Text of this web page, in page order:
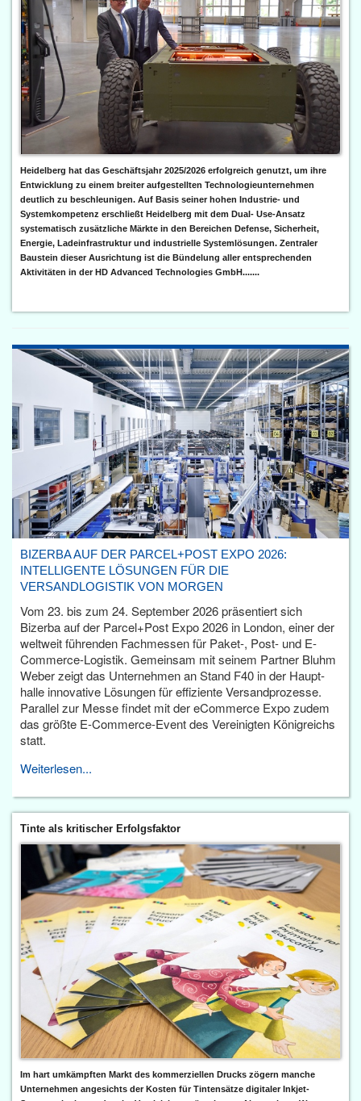
Heidelberg hat das Geschäftsjahr 2025/2026 erfolgreich genutzt, um ihre
Entwicklung zu einem breiter aufgestellten Technologieunternehmen
deutlich zu beschleunigen. Auf Basis seiner hohen Industrie- und
Systemkompetenz erschließt Heidelberg mit dem Dual- Use-Ansatz
systematisch zusätzliche Märkte in den Bereichen Defense, Sicherheit,
Energie, Ladeinfrastruktur und industrielle Systemlösungen. Zentraler
Baustein dieser Ausrichtung ist die Bündelung aller entsprechenden
Aktivitäten in der HD Advanced Technologies GmbH.......
BIZERBA AUF DER PARCEL+POST EXPO 2026:
INTELLIGENTE LÖSUNGEN FÜR DIE
VERSANDLOGISTIK VON MORGEN
Vom 23. bis zum 24. September 2026 präsentiert sich
Bizerba auf der Parcel+Post Expo 2026 in London, einer der
weltweit führenden Fachmessen für Paket-, Post- und E-
Commerce-Logistik. Gemeinsam mit seinem Partner Bluhm
Weber zeigt das Unternehmen an Stand F40 in der Haupt­
halle innovative Lösungen für effiziente Versandprozesse.
Parallel zur Messe findet mit der eCommerce Expo zudem
das größte E-Commerce-Event des Vereinigten Königreichs
statt.
Weiterlesen...
Tinte als kritischer Erfolgsfaktor
Im hart umkämpften Markt des kommerziellen Drucks zögern manche
Unternehmen angesichts der Kosten für Tintensätze digitaler Inkjet-